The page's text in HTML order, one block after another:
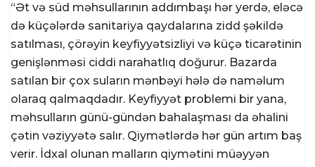
“Ət və süd məhsullarının addımbaşı hər yerdə, eləcə
də küçələrdə sanitariya qaydalarına zidd şəkildə
satılması, çörəyin keyfiyyətsizliyi və küçə ticarətinin
genişlənməsi ciddi narahatlıq doğurur. Bazarda
satılan bir çox suların mənbəyi hələ də naməlum
olaraq qalmaqdadır. Keyfiyyət problemi bir yana,
məhsulların günü-gündən bahalaşması da əhalini
çətin vəziyyətə salır. Qiymətlərdə hər gün artım baş
verir. İdxal olunan malların qiymətini müəyyən